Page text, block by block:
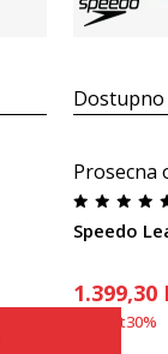
Dostupno
Prosecna
Speedo
1.399,30
Popust30%